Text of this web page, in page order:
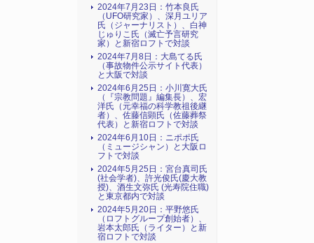
2024年7月23日：竹本良氏
（UFO研究家）、深月ユリア
氏（ジャーナリスト）、白神
じゅりこ氏（滅亡予言研究
家）と新宿ロフトで対談
2024年7月8日：大島てる氏
（事故物件公示サイト代表）
と大阪で対談
2024年6月25日：小川寛大氏
（『宗教問題』編集長）、宏
洋氏（元幸福の科学教祖後継
者）、佐藤信顕氏（佐藤葬祭
代表）と新宿ロフトで対談
2024年6月10日：ニポポ氏
（ミュージシャン）と大阪ロ
フトで対談
2024年5月25日：宮台真司氏
(社会学者)、許光俊氏(慶大教
授)、酒生文弥氏 (光寿院住職)
と東京都内で対談
2024年5月20日：平野悠氏
（ロフトグループ創始者）、
岩本太郎氏（ライター）と新
宿ロフトで対談